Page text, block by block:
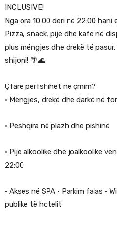
INCLUSIVE!
Nga ora 10:00 deri në 22:00 hani
Pizza, snack, pije dhe kafe në
plus mëngjes dhe drekë të
shijoni! 🌴🌊
Çfarë përfshihet në çmim?
• Mëngjes, drekë dhe darkë në
• Peshqira në plazh dhe pishinë
• Pije alkoolike dhe joalkoolike
22:00
• Akses në SPA • Parkim falas •
publike të hotelit